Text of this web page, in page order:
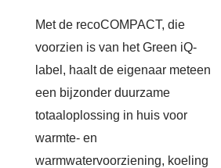
Met de recoCOMPACT, die
voorzien is van het Green iQ-
label, haalt de eigenaar meteen
een bijzonder duurzame
totaaloplossing in huis voor
warmte- en
warmwatervoorziening, koeling